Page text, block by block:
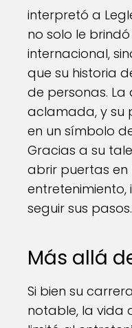
interpretó a
no solo le
internacional,
que su historia
de personas. La
aclamada, y su
en un símbolo
Gracias a su
abrir puertas en
seguir sus pasos.
Más allá
Si bien su
notable, la vida